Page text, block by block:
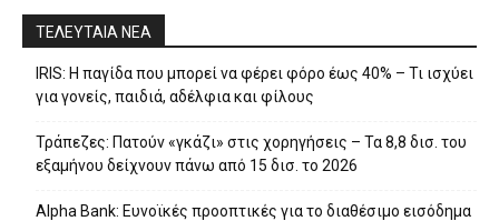
ΤΕΛΕΥΤΑΙΑ ΝΕΑ
IRIS: Η παγίδα που μπορεί να φέρει φόρο έως 40% – Τι ισχύει
για γονείς, παιδιά, αδέλφια και φίλους
Τράπεζες: Πατούν «γκάζι» στις χορηγήσεις – Τα 8,8 δισ. του
εξαμήνου δείχνουν πάνω από 15 δισ. το 2026
Alpha Bank: Ευνοϊκές προοπτικές για το διαθέσιμο εισόδημα